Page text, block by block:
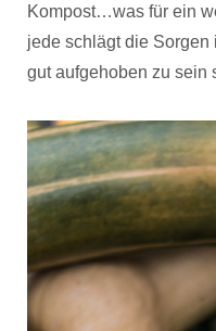
Kompost…was für ein
jede schlägt die Sorgen
gut aufgehoben zu